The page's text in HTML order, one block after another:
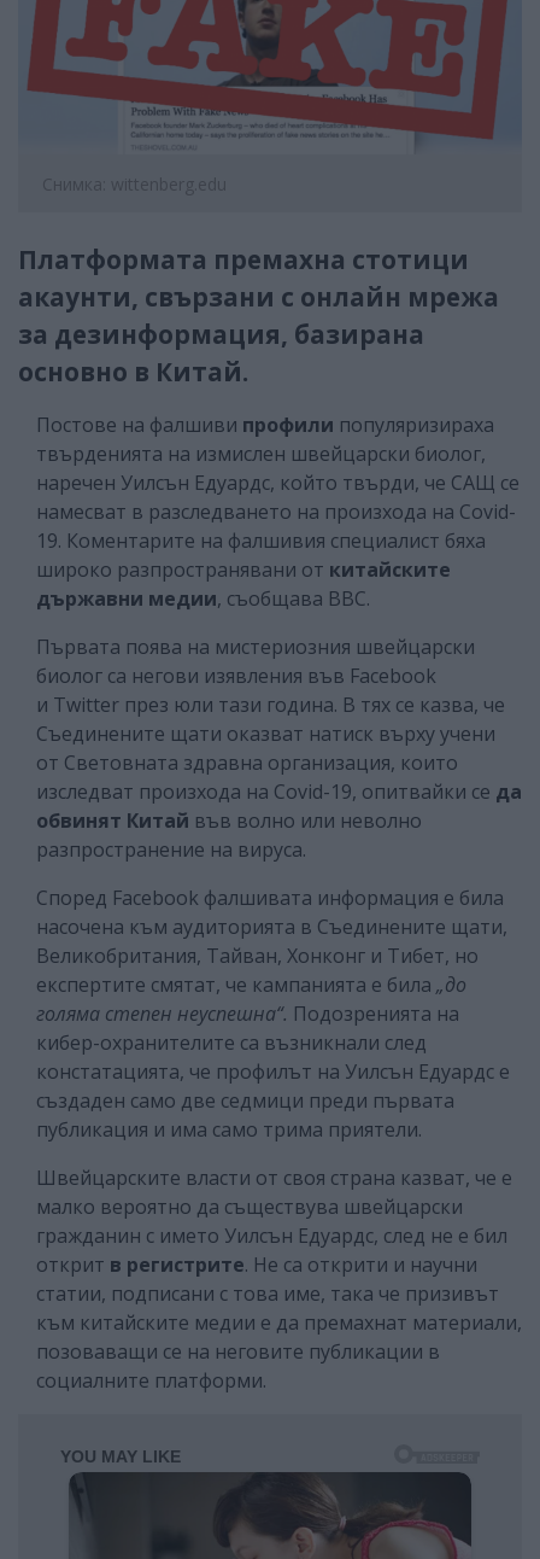
Снимка: wittenberg.edu
Платформата премахна стотици
акаунти, свързани с онлайн мрежа
за дезинформация, базирана
основно в Китай.
Постове на фалшиви профили популяризираха
твърденията на измислен швейцарски биолог,
наречен Уилсън Едуардс, който твърди, че САЩ се
намесват в разследването на произхода на Covid-
19. Коментарите на фалшивия специалист бяха
широко разпространявани от китайските
държавни медии, съобщава ВВС.
Първата поява на мистериозния швейцарски
биолог са негови изявления във Facebook
и Twitter през юли тази година. В тях се казва, че
Съединените щати оказват натиск върху учени
от Световната здравна организация, които
изследват произхода на Covid-19, опитвайки се да
обвинят Китай във волно или неволно
разпространение на вируса.
Според Facebook фалшивата информация е била
насочена към аудиторията в Съединените щати,
Великобритания, Тайван, Хонконг и Тибет, но
експертите смятат, че кампанията е била „до
голяма степен неуспешна“. Подозренията на
кибер-охранителите са възникнали след
констатацията, че профилът на Уилсън Едуардс е
създаден само две седмици преди първата
публикация и има само трима приятели.
Швейцарските власти от своя страна казват, че е
малко вероятно да съществува швейцарски
гражданин с името Уилсън Едуардс, след не е бил
открит в регистрите. Не са открити и научни
статии, подписани с това име, така че призивът
към китайските медии е да премахнат материали,
позоваващи се на неговите публикации в
социалните платформи.